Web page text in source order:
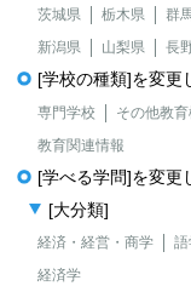
茨城県 栃木県 群
新潟県
山梨県 長
[学校の種類]を変更
専門学校 その他教育
教育関連情報
[学べる学問]を変更
[大分類]
経済・経営・商学
経済学